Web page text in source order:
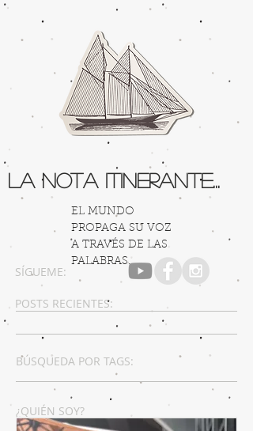
La Nota Itinerante...
EL MUNDO
PROPAGA SU VOZ
A TRAVÉS DE LAS
PALABRAS...
SÍGUEME:
POSTS RECIENTES:
BÚSQUEDA POR TAGS:
¿QUIÉN SOY?